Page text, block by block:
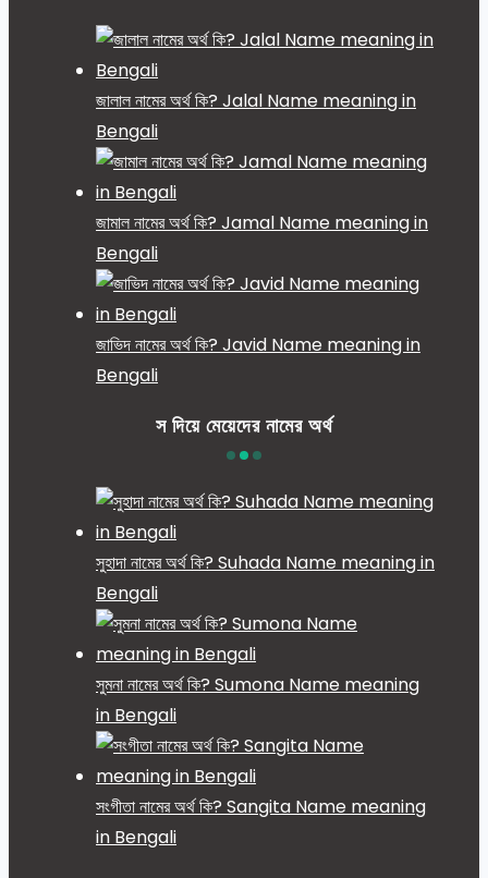
জালাল নামের অর্থ কি? Jalal Name meaning in
Bengali
জামাল নামের অর্থ কি? Jamal Name meaning in
Bengali
জাভিদ নামের অর্থ কি? Javid Name meaning in
Bengali
স দিয়ে মেয়েদের নামের অর্থ
সুহাদা নামের অর্থ কি? Suhada Name meaning in
Bengali
সুমনা নামের অর্থ কি? Sumona Name meaning
in Bengali
সংগীতা নামের অর্থ কি? Sangita Name meaning
in Bengali